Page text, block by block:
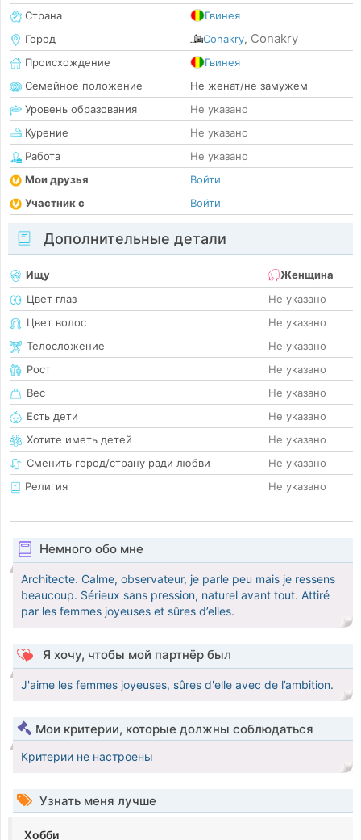
Страна
Гвинея
Город
Conakry, Conakry
Происхождение
Гвинея
Семейное положение
Не женат/не замужем
Уровень образования
Не указано
Курение
Не указано
Работа
Не указано
Мои друзья
Войти
Участник с
Войти
Дополнительные детали
Ищу
Женщина
Цвет глаз
Не указано
Цвет волос
Не указано
Телосложение
Не указано
Рост
Не указано
Вес
Не указано
Есть дети
Не указано
Хотите иметь детей
Не указано
Сменить город/страну ради любви
Не указано
Религия
Не указано
Немного обо мне
Architecte. Calme, observateur, je parle peu mais je ressens
beaucoup. Sérieux sans pression, naturel avant tout. Attiré
par les femmes joyeuses et sûres d’elles.
Я хочу, чтобы мой партнёр был
J'aime les femmes joyeuses, sûres d'elle avec de l’ambition.
Мои критерии, которые должны соблюдаться
Критерии не настроены
Узнать меня лучше
Хобби